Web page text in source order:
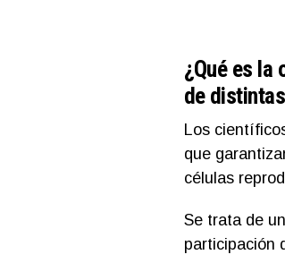
¿Qué es
de
Los
que
células
Se trata de
participación